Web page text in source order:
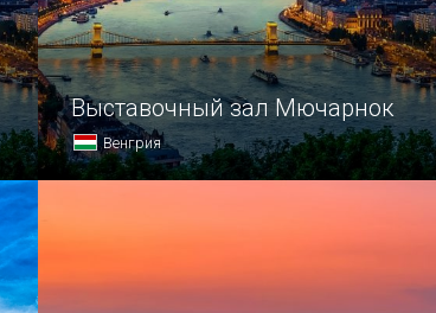
Выставочный зал Мючарнок
Венгрия